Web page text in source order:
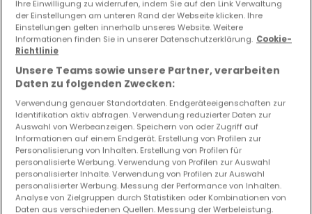
522.004 €
Ihre Einwilligung zu widerrufen, indem Sie auf den Link Verwaltung
der Einstellungen am unteren Rand der Webseite klicken. Ihre
Einstellungen gelten innerhalb unseres Website. Weitere
Informationen finden Sie in unserer Datenschutzerklärung. Cookie-
Richtlinie
Unsere Teams sowie unsere Partner, verarbeiten
Daten zu folgenden Zwecken:
Verwendung genauer Standortdaten. Endgeräteeigenschaften zur
Identifikation aktiv abfragen. Verwendung reduzierter Daten zur
Auswahl von Werbeanzeigen. Speichern von oder Zugriff auf
Informationen auf einem Endgerät. Erstellung von Profilen zur
Personalisierung von Inhalten. Erstellung von Profilen für
personalisierte Werbung. Verwendung von Profilen zur Auswahl
personalisierter Inhalte. Verwendung von Profilen zur Auswahl
personalisierter Werbung. Messung der Performance von Inhalten.
Analyse von Zielgruppen durch Statistiken oder Kombinationen von
Daten aus verschiedenen Quellen. Messung der Werbeleistung.